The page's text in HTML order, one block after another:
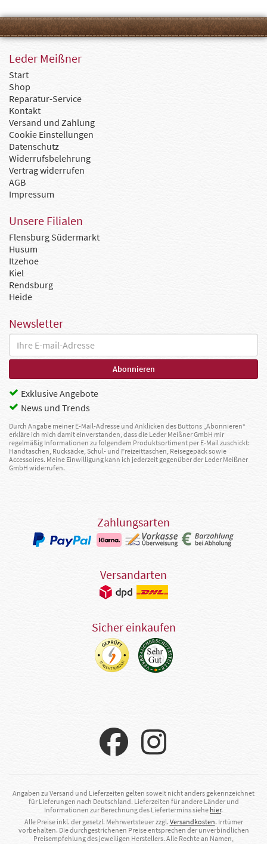
Leder Meißner
Start
Shop
Reparatur-Service
Kontakt
Versand und Zahlung
Cookie Einstellungen
Datenschutz
Widerrufsbelehrung
Vertrag widerrufen
AGB
Impressum
Unsere Filialen
Flensburg Südermarkt
Husum
Itzehoe
Kiel
Rendsburg
Heide
Newsletter
Exklusive Angebote
News und Trends
Durch Angabe meiner E-Mail-Adresse und Anklicken des Buttons „Abonnieren“
erkläre ich mich damit einverstanden, dass die Leder Meißner GmbH mir
regelmäßig Informationen zu folgendem Produktsortiment per E-Mail zuschickt:
Handtaschen, Rucksäcke, Schul- und Freizeittaschen, Reisegepäck sowie
Accessoires. Meine Einwilligung kann ich jederzeit gegenüber der Leder Meißner
GmbH widerrufen.
Zahlungsarten
Versandarten
Sicher einkaufen
Angaben zu Versand und Lieferzeiten gelten soweit nicht anders gekennzeichnet
für Lieferungen nach Deutschland. Lieferzeiten für andere Länder und
Informationen zur Berechnung des Liefertermins siehe hier.
Alle Preise inkl. der gesetzl. Mehrwertsteuer zzgl. Versandkosten. Irrtümer
vorbehalten. Die durchgestrichenen Preise entsprechen der unverbindlichen
Preisempfehlung des jeweiligen Herstellers. Alle Rechte an Namen,